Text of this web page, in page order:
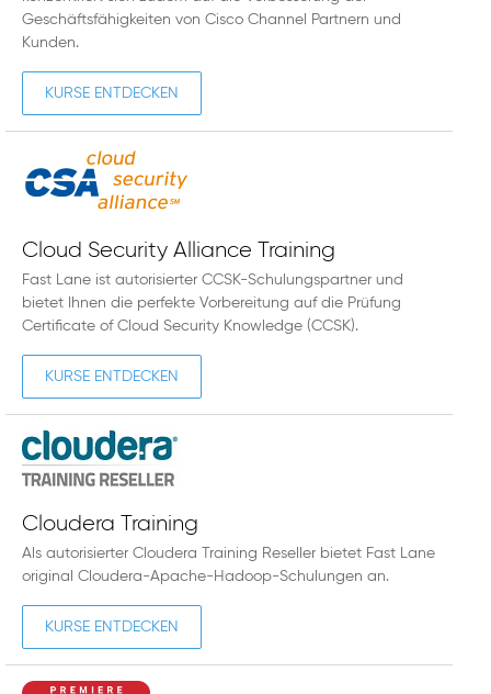
Geschäftsfähigkeiten von Cisco Channel Partnern und
Kunden.
KURSE ENTDECKEN
Cloud Security Alliance Training
Fast Lane ist autorisierter CCSK-Schulungspartner und
bietet Ihnen die perfekte Vorbereitung auf die Prüfung
Certificate of Cloud Security Knowledge (CCSK).
KURSE ENTDECKEN
Cloudera Training
Als autorisierter Cloudera Training Reseller bietet Fast Lane
original Cloudera-Apache-Hadoop-Schulungen an.
KURSE ENTDECKEN